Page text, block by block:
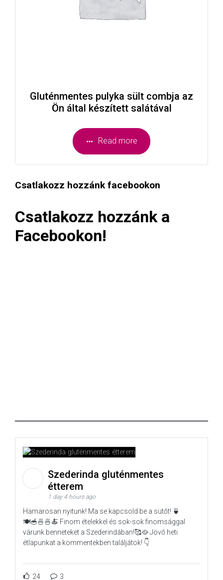
Gluténmentes pulyka sült combja az
Ön által készített salátával
Read more
Csatlakozz hozzánk facebookon
Csatlakozz hozzánk a
Facebookon!
Szederinda gluténmentes
étterem
1 day 4 hours ago
Hamarosan nyitunk! Ma se kapcsold be a sütőt! 🍵
🍽️🥣🍜🍜🍝 Finom ételekkel és sok-sok finomsággal
várunk benneteket a Szederindában!🥰🥘 Jövő heti
étlapunkat a kommentekben találjátok! 👇
24 3